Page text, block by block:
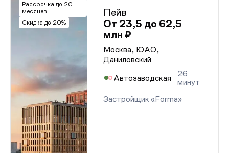
Рассрочка до 20
месяцев
Скидка до 20%
Пейв
От 23,5 до 62,5
млн ₽
Москва, ЮАО,
Даниловский
Автозаводская
26
минут
Застройщик «Forma»